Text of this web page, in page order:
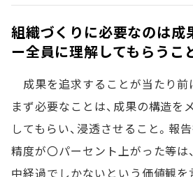
組織づくりに必要なのは成
ー全員に理解してもらうこ
成果を追求することが当たり前
まず必要なことは、成果の構造を
してもらい、浸透させること。報
精度が〇パーセント上がった等は
中経過でしかないという価値観を